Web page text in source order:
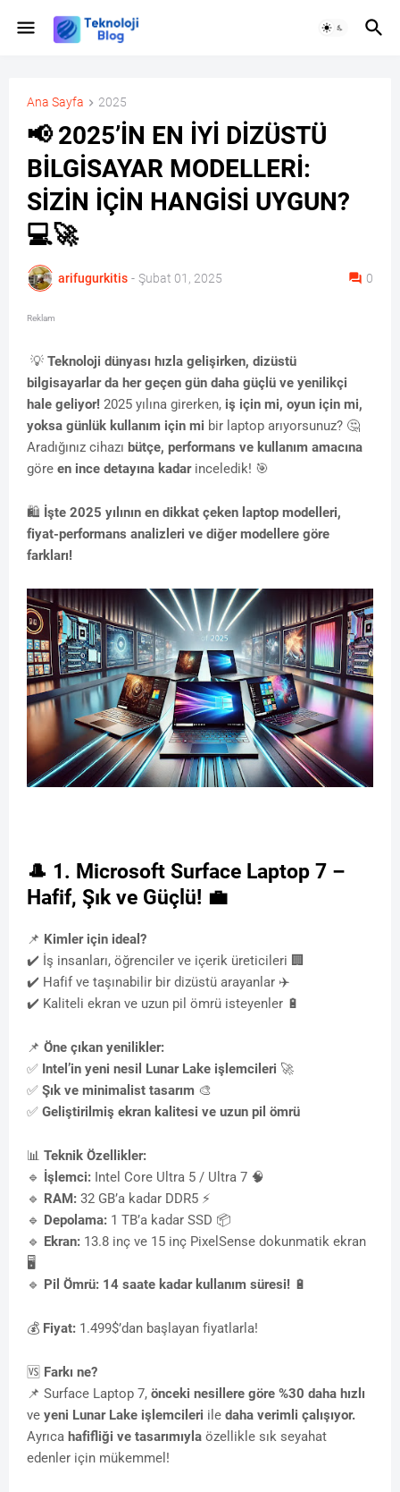
Ana Sayfa 2025
📢 2025’İN EN İYİ DİZÜSTÜ
BİLGİSAYAR MODELLERİ:
SİZİN İÇİN HANGİSİ UYGUN?
💻🚀
arifugurkitis - Şubat 01, 2025 0
Reklam
💡 Teknoloji dünyası hızla gelişirken, dizüstü
bilgisayarlar da her geçen gün daha güçlü ve yenilikçi
hale geliyor! 2025 yılına girerken, iş için mi, oyun için mi,
yoksa günlük kullanım için mi bir laptop arıyorsunuz? 🤔
Aradığınız cihazı bütçe, performans ve kullanım amacına
göre en ince detayına kadarinceledik! 🎯
🛍 İşte 2025 yılının en dikkat çeken laptop modelleri,
fiyat-performans analizleri ve diğer modellere göre
farkları!
🎩 1. Microsoft Surface Laptop 7 –
Hafif, Şık ve Güçlü! 💼
📌 Kimler için ideal?
✔️ İş insanları, öğrenciler ve içerik üreticileri 🏢
✔️ Hafif ve taşınabilir bir dizüstü arayanlar ✈️
✔️ Kaliteli ekran ve uzun pil ömrü isteyenler 🔋
📌 Öne çıkan yenilikler:
✅ Intel’in yeni nesil Lunar Lake işlemcileri 🚀
✅ Şık ve minimalist tasarım 🎨
✅ Geliştirilmiş ekran kalitesi ve uzun pil ömrü
📊 Teknik Özellikler:
🔹 İşlemci: Intel Core Ultra 5 / Ultra 7 🧠
🔹 RAM: 32 GB’a kadar DDR5 ⚡
🔹 Depolama: 1 TB’a kadar SSD 📦
🔹 Ekran: 13.8 inç ve 15 inç PixelSense dokunmatik ekran
🖥
🔹 Pil Ömrü: 14 saate kadar kullanım süresi! 🔋
💰 Fiyat: 1.499$’dan başlayan fiyatlarla!
🆚 Farkı ne?
📌 Surface Laptop 7, önceki nesillere göre %30 daha hızlı
ve yeni Lunar Lake işlemcileri ile daha verimli çalışıyor.
Ayrıca hafifliği ve tasarımıyla özellikle sık seyahat
edenler için mükemmel!